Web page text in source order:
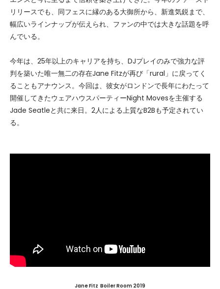
リリースでも、同フェスに縁のある大御所から、新進気鋭まで、
幅広いラインナップが伝えられ、ファンの中では大きな話題を呼
んでいる。
今年は、25年以上のキャリアを持ち、DJプレイのみで強力な評
判を築いた唯一無二の存在Jane Fitzが再び「rural」に戻ってく
ることもアナウンス。今回は、彼女がロンドンで長年にわたって
開催してきたウェアハウスパーティーNight Movesを主催する
Jade Seatleと共に来日。2人による上質なB2Bも予定されてい
る。
Jane Fitz Boiler Room 2019